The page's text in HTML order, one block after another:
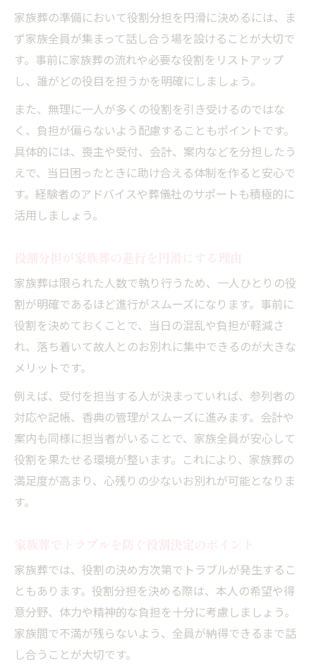
家族葬の準備において役割分担を円滑に決めるには、ま
ず家族全員が集まって話し合う場を設けることが大切で
す。事前に家族葬の流れや必要な役割をリストアップ
し、誰がどの役目を担うかを明確にしましょう。
また、無理に一人が多くの役割を引き受けるのではな
く、負担が偏らないよう配慮することもポイントです。
具体的には、喪主や受付、会計、案内などを分担したう
えで、当日困ったときに助け合える体制を作ると安心で
す。経験者のアドバイスや葬儀社のサポートも積極的に
活用しましょう。
家族葬は限られた人数で執り行うため、一人ひとりの役
割が明確であるほど進行がスムーズになります。事前に
役割を決めておくことで、当日の混乱や負担が軽減さ
れ、落ち着いて故人とのお別れに集中できるのが大きな
メリットです。
例えば、受付を担当する人が決まっていれば、参列者の
対応や記帳、香典の管理がスムーズに進みます。会計や
案内も同様に担当者がいることで、家族全員が安心して
役割を果たせる環境が整います。これにより、家族葬の
満足度が高まり、心残りの少ないお別れが可能となりま
す。
家族葬では、役割の決め方次第でトラブルが発生するこ
ともあります。役割分担を決める際は、本人の希望や得
意分野、体力や精神的な負担を十分に考慮しましょう。
家族間で不満が残らないよう、全員が納得できるまで話
し合うことが大切です。